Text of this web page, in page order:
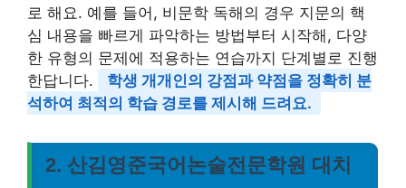
로 해요. 예를 들어, 비문학 독해의 경우 지문의 핵
심 내용을 빠르게 파악하는 방법부터 시작해, 다양
한 유형의 문제에 적용하는 연습까지 단계별로 진행
한답니다.
학생 개개인의 강점과 약점을 정확히 분
석하여 최적의 학습 경로를 제시해 드려요.
2. 산김영준국어논술전문학원 대치